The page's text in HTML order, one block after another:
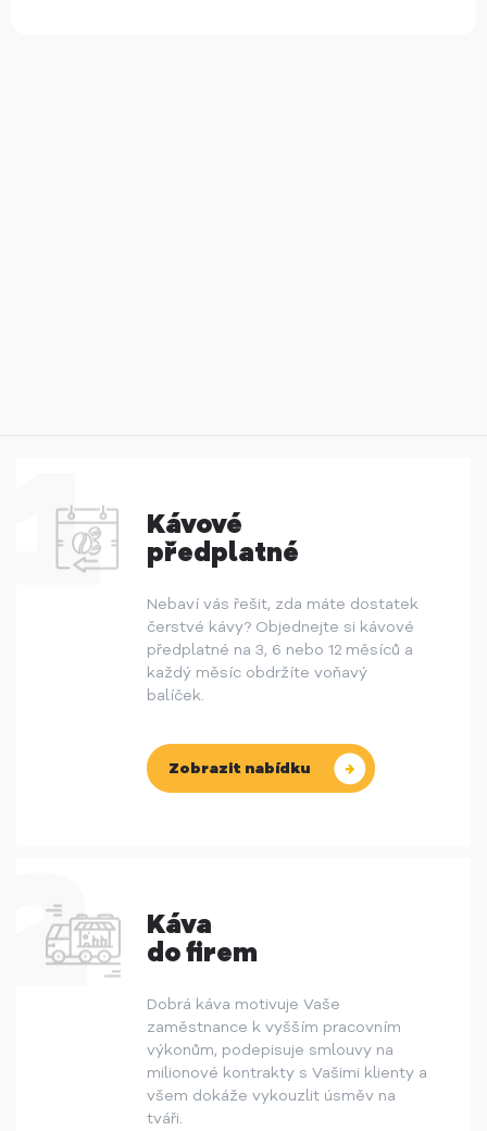
Kávové
předplatné
Nebaví vás řešit, zda máte dostatek
čerstvé kávy? Objednejte si kávové
předplatné na 3, 6 nebo 12 měsíců a
každý měsíc obdržíte voňavý
balíček.
Zobrazit nabídku
Káva
do firem
Dobrá káva motivuje Vaše
zaměstnance k vyšším pracovním
výkonům, podepisuje smlouvy na
milionové kontrakty s Vašimi klienty a
všem dokáže vykouzlit úsměv na
tváři.